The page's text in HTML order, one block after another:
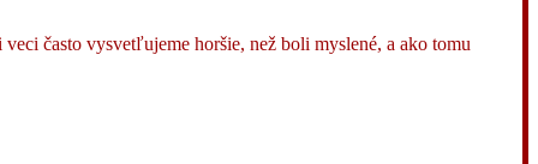
často vysvetľujeme horšie, než boli myslené, a ako tomu